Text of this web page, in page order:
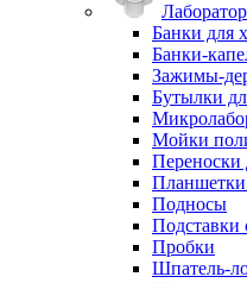
Банки для
Банки-
Зажимы-
Бутылки
Мойки
Переноски
Планшетки
Подносы
Подставки
Пробки
Шпатель-